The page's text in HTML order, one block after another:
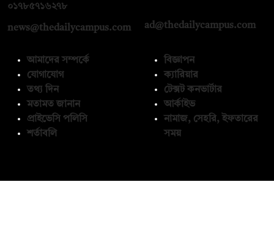
০১৭৮৫৭১৬২৭৮
news@thedailycampus.com ad@thedailycampus.com
আমাদের সম্পর্কে
যোগাযোগ
তথ্য দিন
মতামত জানান
প্রাইভেসি পলিসি
শর্তাবলি
বিজ্ঞাপন
ক্যারিয়ার
টেক্সট কনভার্টার
আর্কাইভ
নামাজ, সেহরি, ইফতারের
সময়